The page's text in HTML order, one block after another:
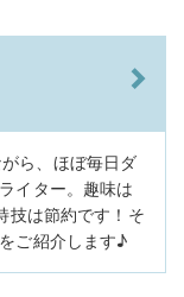
ら、ほぼ毎日ダ
イター。趣味は
技は節約です！そ
ご紹介します♪